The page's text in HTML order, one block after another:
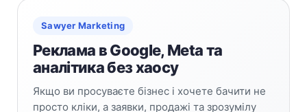
Sawyer Marketing
Реклама в Google, Meta та
аналітика без хаосу
Якщо ви просуваєте бізнес і хочете бачити не
просто кліки, а заявки, продажі та зрозумілу